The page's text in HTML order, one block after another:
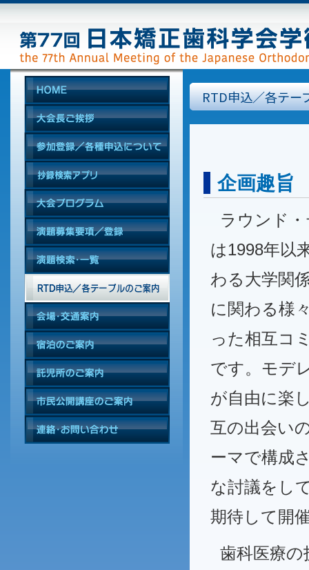
RTD申込／各テー
企画趣旨
ラウンド
は1998年以
わる大学関
に関わる様
った相互コ
です。モデ
が自由に楽
互の出会い
ーマで構成
な討議をし
期待して開
歯科医療の